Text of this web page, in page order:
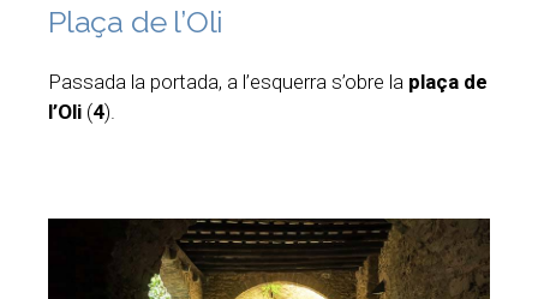
Plaça de l’Oli
Passada la portada, a l’esquerra s’obre la plaça de
l’Oli (4).